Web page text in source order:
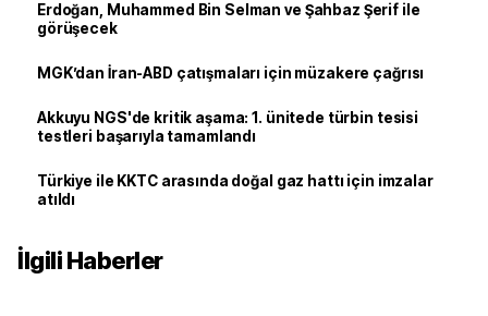
Erdoğan, Muhammed Bin Selman ve Şahbaz Şerif ile
görüşecek
MGK’dan İran-ABD çatışmaları için müzakere çağrısı
Akkuyu NGS'de kritik aşama: 1. ünitede türbin tesisi
testleri başarıyla tamamlandı
Türkiye ile KKTC arasında doğal gaz hattı için imzalar
atıldı
İlgili Haberler